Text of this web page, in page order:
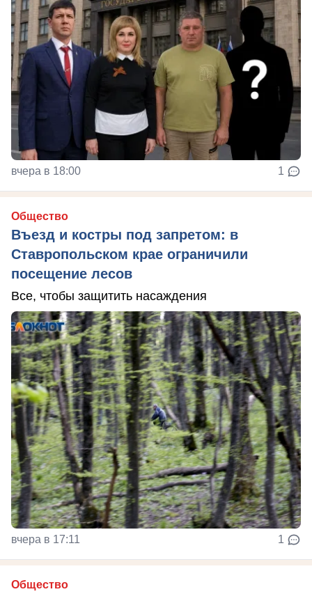
вчера в 18:00 1
Общество
Въезд и костры под запретом: в
Ставропольском крае ограничили
посещение лесов
Все, чтобы защитить насаждения
вчера в 17:11 1
Общество